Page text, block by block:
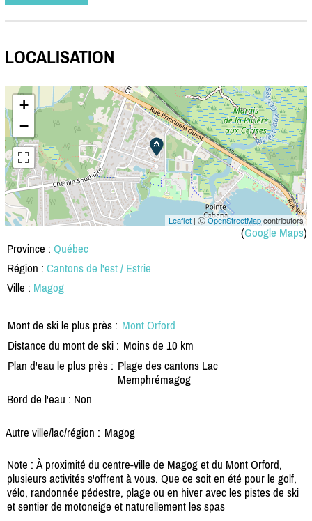
LOCALISATION
+
−
Leaflet | ⒸOpenStreetMapcontributors
(Google Maps)
Province : Québec
Région : Cantons de l'est / Estrie
Ville : Magog
Mont de ski le plus près : Mont Orford
Distance du mont de ski : Moins de 10 km
Plan d'eau le plus près : Plage des cantons Lac
Memphrémagog
Bord de l'eau : Non
Autre ville/lac/région : Magog
Note : À proximité du centre-ville de Magog et du Mont Orford,
plusieurs activités s'offrent à vous. Que ce soit en été pour le golf,
vélo, randonnée pédestre, plage ou en hiver avec les pistes de ski
et sentier de motoneige et naturellement les spas